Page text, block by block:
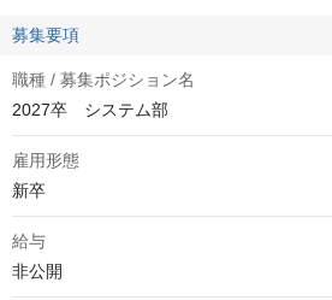
募集要項
職種 / 募集ポジション名
2027卒 システム部
雇用形態
新卒
給与
非公開